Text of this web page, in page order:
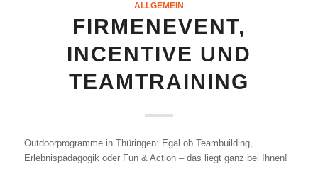
ALLGEMEIN
FIRMENEVENT,
INCENTIVE UND
TEAMTRAINING
Outdoorprogramme in Thüringen: Egal ob Teambuilding,
Erlebnispädagogik oder Fun & Action – das liegt ganz bei Ihnen!